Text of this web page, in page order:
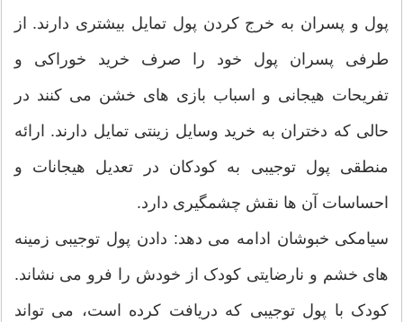
پول و پسران به خرج کردن پول تمایل بیشتری دارند. از
طرفی پسران پول خود را صرف خرید خوراکی و
تفریحات هیجانی و اسباب بازی های خشن می کنند در
حالی که دختران به خرید وسایل زینتی تمایل دارند. ارائه
منطقی پول توجیبی به کودکان در تعدیل هیجانات و
احساسات آن ها نقش چشمگیری دارد.
سیامکی خبوشان ادامه می دهد: دادن پول توجیبی زمینه
های خشم و نارضایتی کودک از خودش را فرو می نشاند.
کودک با پول توجیبی که دریافت کرده است، می تواند